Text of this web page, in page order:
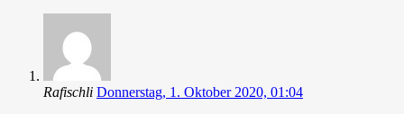
Rafischli Donnerstag, 1. Oktober 2020, 01:04